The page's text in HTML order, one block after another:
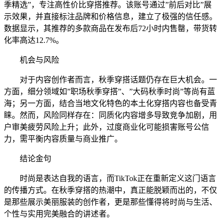
季精选”，专注高性价比穿搭推荐。该账号通过”前后对比”展
示效果，并直接标注品牌和价格信息，建立了极强的信任感。
数据显示，其推荐的多款商品在发布后72小时内售罄，带货转
化率高达12.7%。
机会与风险
对于内容创作者而言，秋季穿搭话题仍存在巨大机会。一
方面，细分领域如”职场秋季穿搭”、”大码秋季时尚”等尚有蓝
海；另一方面，结合当地文化特色的本土化穿搭内容也备受青
睐。然而，风险同样存在：同质化内容增多导致竞争加剧，用
户审美疲劳风险上升；此外，过度商业化可能损害账号公信
力，需平衡内容质量与商业推广。
结论金句
时尚是表达自我的语言，而TikTok正在重新定义这门语言
的传播方式。在秋季穿搭的热潮中，真正能脱颖而出的，不仅
是那些展示美丽服装的创作者，更是那些懂得将时尚与生活、
个性与实用完美融合的讲述者。